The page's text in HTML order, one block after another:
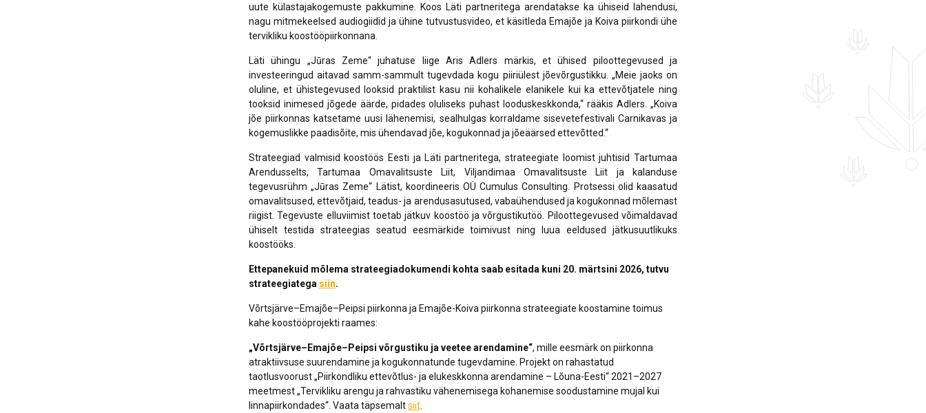
uute külastajakogemuste pakkumine. Koos Läti partneritega arendatakse ka ühiseid lahendusi,
nagu mitmekeelsed audiogiidid ja ühine tutvustusvideo, et käsitleda Emajõe ja Koiva piirkondi ühe
tervikliku koostööpiirkonnana.
Läti ühingu „Jūras Zeme“ juhatuse liige Aris Adlers märkis, et ühised piloottegevused ja
investeeringud aitavad samm-sammult tugevdada kogu piiriülest jõevõrgustikku. „Meie jaoks on
oluline, et ühistegevused looksid praktilist kasu nii kohalikele elanikele kui ka ettevõtjatele ning
tooksid inimesed jõgede äärde, pidades oluliseks puhast looduskeskkonda,“ rääkis Adlers. „Koiva
jõe piirkonnas katsetame uusi lähenemisi, sealhulgas korraldame sisevetefestivali Carnikavas ja
kogemuslikke paadisõite, mis ühendavad jõe, kogukonnad ja jõeäärsed ettevõtted.“
Strateegiad valmisid koostöös Eesti ja Läti partneritega, strateegiate loomist juhtisid Tartumaa
Arendusselts, Tartumaa Omavalitsuste Liit, Viljandimaa Omavalitsuste Liit ja kalanduse
tegevusrühm „Jūras Zeme“ Lätist, koordineeris OÜ Cumulus Consulting. Protsessi olid kaasatud
omavalitsused, ettevõtjaid, teadus- ja arendusasutused, vabaühendused ja kogukonnad mõlemast
riigist. Tegevuste elluviimist toetab jätkuv koostöö ja võrgustikutöö. Piloottegevused võimaldavad
ühiselt testida strateegias seatud eesmärkide toimivust ning luua eeldused jätkusuutlikuks
koostööks.
Ettepanekuid mõlema strateegiadokumendi kohta saab esitada kuni 20. märtsini 2026, tutvu
strateegiatega siin.
Võrtsjärve–Emajõe–Peipsi piirkonna ja Emajõe-Koiva piirkonna strateegiate koostamine toimus
kahe koostööprojekti raames:
„Võrtsjärve–Emajõe–Peipsi võrgustiku ja veetee arendamine“, mille eesmärk on piirkonna
atraktiivsuse suurendamine ja kogukonnatunde tugevdamine. Projekt on rahastatud
taotlusvoorust „Piirkondliku ettevõtlus- ja elukeskkonna arendamine – Lõuna-Eesti“ 2021–2027
meetmest „Tervikliku arengu ja rahvastiku vähenemisega kohanemise soodustamine mujal kui
linnapiirkondades“. Vaata täpsemaltsiit